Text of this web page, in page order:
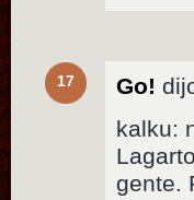
17 Go!
kalku:
gente.